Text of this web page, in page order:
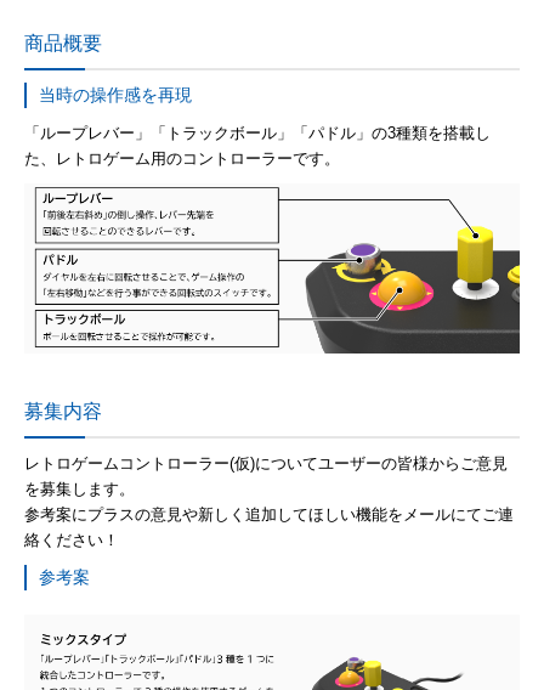
商品概要
当時の操作感を再現
「ループレバー」「トラックボール」「パドル」の3種類を搭載し
た、レトロゲーム用のコントローラーです。
募集内容
レトロゲームコントローラー(仮)についてユーザーの皆様からご意見
を募集します。
参考案にプラスの意見や新しく追加してほしい機能をメールにてご連
絡ください！
参考案